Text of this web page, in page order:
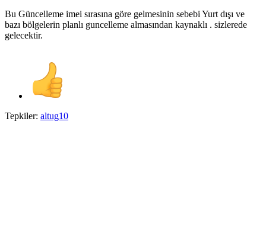
Bu Güncelleme imei sırasına göre gelmesinin sebebi Yurt dışı ve
bazı bölgelerin planlı guncelleme almasından kaynaklı . sizlerede
gelecektir.
Tepkiler: altug10